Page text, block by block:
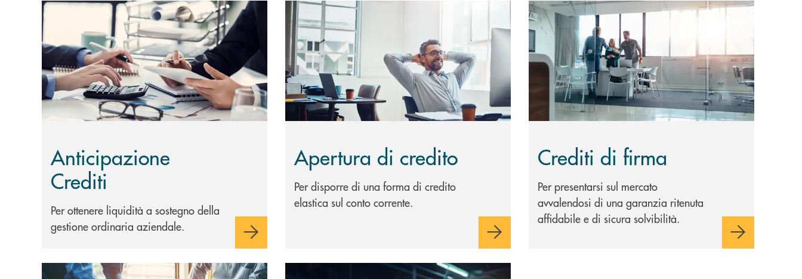
Scopri di più Anticipazione Crediti
Anticipazione
Crediti
Per ottenere liquidità a sostegno della
gestione ordinaria aziendale.
Scopri di più Apertura di credito
Apertura di credito
Per disporre di una forma di credito
elastica sul conto corrente.
Scopri di più Crediti di firma
Crediti di firma
Per presentarsi sul mercato
avvalendosi di una garanzia ritenuta
affidabile e di sicura solvibilità.
Scopri di più Finanza Strutturata Scopri di più Claris Leasing - Transizione 5.0